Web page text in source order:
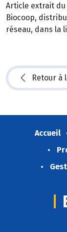
Article extrait du
Biocoop,
réseau, dans la
Retour à
Accueil